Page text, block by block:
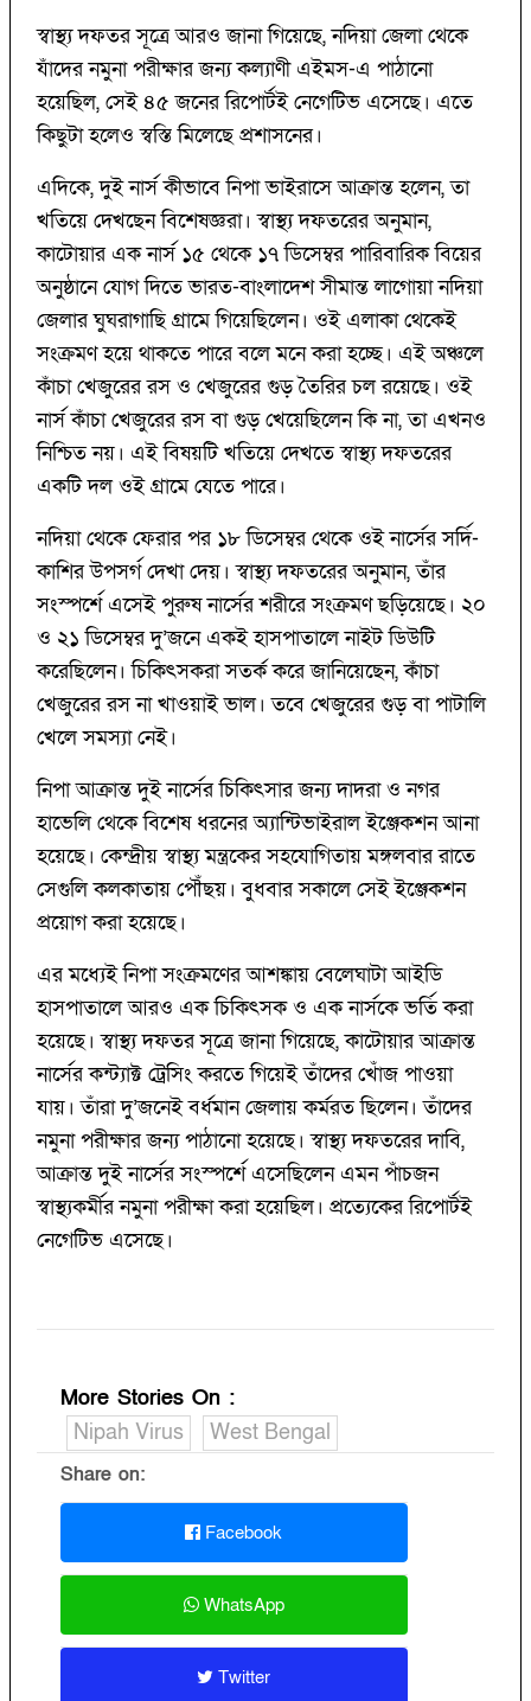
স্বাস্থ্য দফতর সূত্রে আরও জানা গিয়েছে, নদিয়া জেলা থেকে
যাঁদের নমুনা পরীক্ষার জন্য কল্যাণী এইমস-এ পাঠানো
হয়েছিল, সেই ৪৫ জনের রিপোর্টই নেগেটিভ এসেছে। এতে
কিছুটা হলেও স্বস্তি মিলেছে প্রশাসনের।
এদিকে, দুই নার্স কীভাবে নিপা ভাইরাসে আক্রান্ত হলেন, তা
খতিয়ে দেখছেন বিশেষজ্ঞরা। স্বাস্থ্য দফতরের অনুমান,
কাটোয়ার এক নার্স ১৫ থেকে ১৭ ডিসেম্বর পারিবারিক বিয়ের
অনুষ্ঠানে যোগ দিতে ভারত-বাংলাদেশ সীমান্ত লাগোয়া নদিয়া
জেলার ঘুঘরাগাছি গ্রামে গিয়েছিলেন। ওই এলাকা থেকেই
সংক্রমণ হয়ে থাকতে পারে বলে মনে করা হচ্ছে। এই অঞ্চলে
কাঁচা খেজুরের রস ও খেজুরের গুড় তৈরির চল রয়েছে। ওই
নার্স কাঁচা খেজুরের রস বা গুড় খেয়েছিলেন কি না, তা এখনও
নিশ্চিত নয়। এই বিষয়টি খতিয়ে দেখতে স্বাস্থ্য দফতরের
একটি দল ওই গ্রামে যেতে পারে।
নদিয়া থেকে ফেরার পর ১৮ ডিসেম্বর থেকে ওই নার্সের সর্দি-
কাশির উপসর্গ দেখা দেয়। স্বাস্থ্য দফতরের অনুমান, তাঁর
সংস্পর্শে এসেই পুরুষ নার্সের শরীরে সংক্রমণ ছড়িয়েছে। ২০
ও ২১ ডিসেম্বর দু’জনে একই হাসপাতালে নাইট ডিউটি
করেছিলেন। চিকিৎসকরা সতর্ক করে জানিয়েছেন, কাঁচা
খেজুরের রস না খাওয়াই ভাল। তবে খেজুরের গুড় বা পাটালি
খেলে সমস্যা নেই।
নিপা আক্রান্ত দুই নার্সের চিকিৎসার জন্য দাদরা ও নগর
হাভেলি থেকে বিশেষ ধরনের অ্যান্টিভাইরাল ইঞ্জেকশন আনা
হয়েছে। কেন্দ্রীয় স্বাস্থ্য মন্ত্রকের সহযোগিতায় মঙ্গলবার রাতে
সেগুলি কলকাতায় পৌঁছয়। বুধবার সকালে সেই ইঞ্জেকশন
প্রয়োগ করা হয়েছে।
এর মধ্যেই নিপা সংক্রমণের আশঙ্কায় বেলেঘাটা আইডি
হাসপাতালে আরও এক চিকিৎসক ও এক নার্সকে ভর্তি করা
হয়েছে। স্বাস্থ্য দফতর সূত্রে জানা গিয়েছে, কাটোয়ার আক্রান্ত
নার্সের কন্ট্যাক্ট ট্রেসিং করতে গিয়েই তাঁদের খোঁজ পাওয়া
যায়। তাঁরা দু’জনেই বর্ধমান জেলায় কর্মরত ছিলেন। তাঁদের
নমুনা পরীক্ষার জন্য পাঠানো হয়েছে। স্বাস্থ্য দফতরের দাবি,
আক্রান্ত দুই নার্সের সংস্পর্শে এসেছিলেন এমন পাঁচজন
স্বাস্থ্যকর্মীর নমুনা পরীক্ষা করা হয়েছিল। প্রত্যেকের রিপোর্টই
নেগেটিভ এসেছে।
More Stories On :
Nipah Virus
West Bengal
Share on:
Facebook
WhatsApp
Twitter